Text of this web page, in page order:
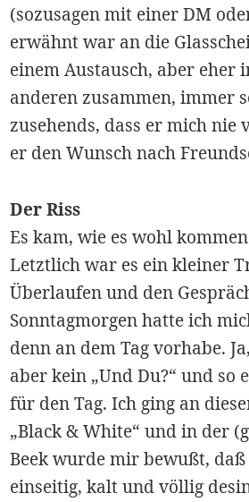
(sozusagen mit einer DM
erwähnt war an die
einem Austausch, aber
anderen zusammen, immer
zusehends, dass er mich nie
er den Wunsch nach
Der Riss
Es kam, wie es wohl
Letztlich war es ein kleiner
Überlaufen und den
Sonntagmorgen hatte ich
denn an dem Tag vorhabe.
aber kein „Und Du?“ und
für den Tag. Ich ging an
„Black & White“ und in der
Beek wurde mir bewußt,
einseitig, kalt und völlig